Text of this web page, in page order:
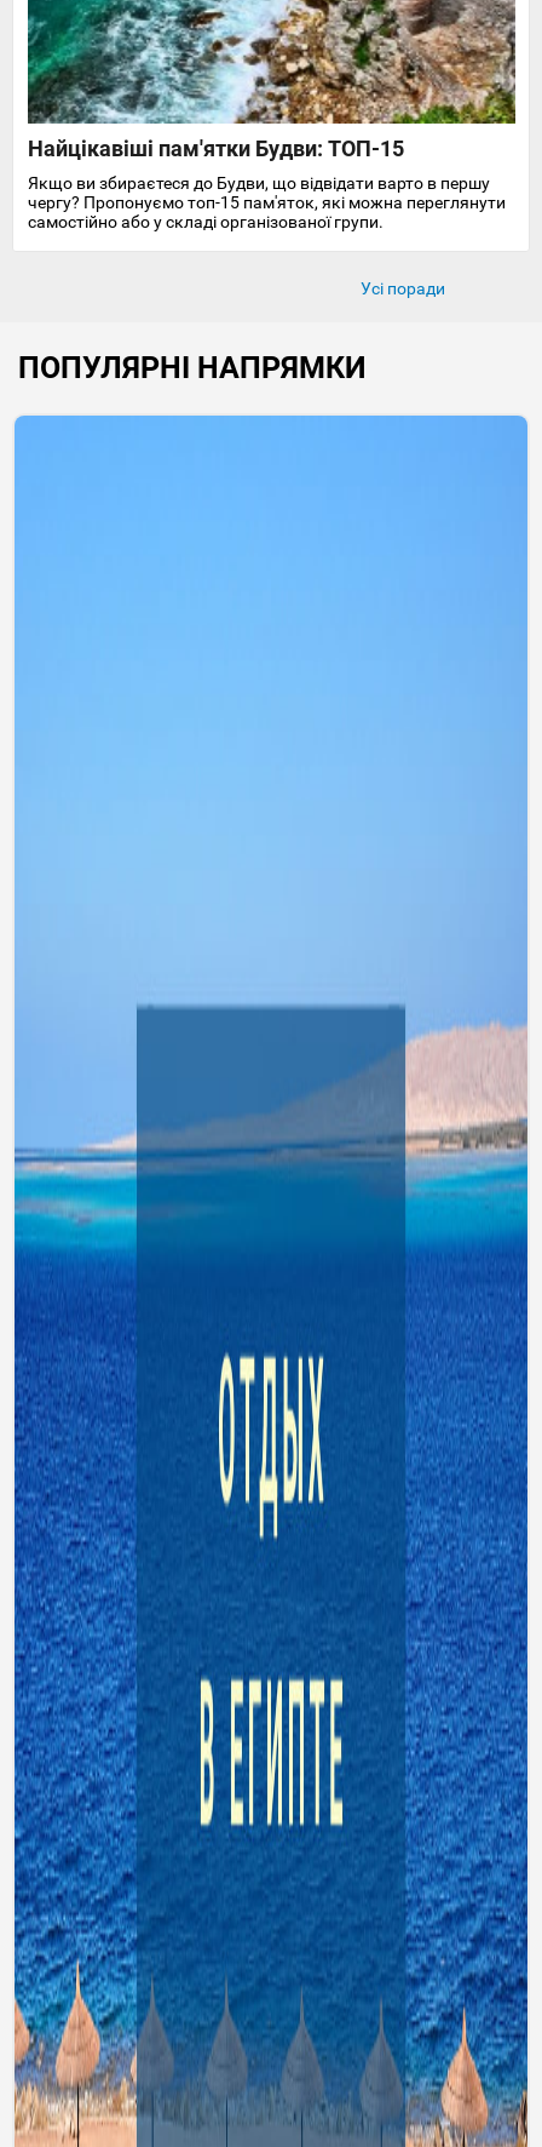
Найцікавіші пам'ятки Будви: ТОП-15
Якщо ви збираєтеся до Будви, що відвідати варто в першу
чергу? Пропонуємо топ-15 пам'яток, які можна переглянути
самостійно або у складі організованої групи.
Усі поради
ПОПУЛЯРНІ НАПРЯМКИ